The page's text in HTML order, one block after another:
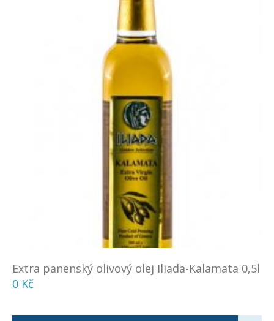
Extra panenský olivový olej Iliada-Kalamata 0,5l
0 Kč